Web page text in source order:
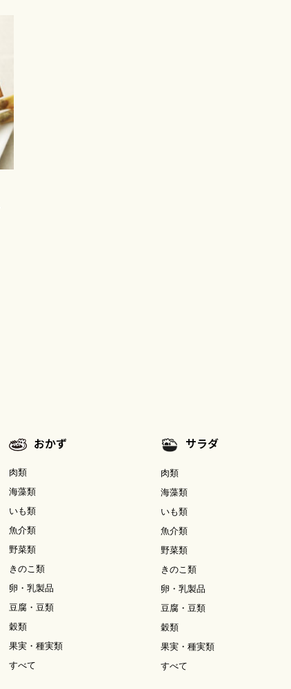
おかず
肉類
海藻類
いも類
魚介類
野菜類
きのこ類
卵・乳製品
豆腐・豆類
穀類
果実・種実類
すべて
サラダ
肉類
海藻類
いも類
魚介類
野菜類
きのこ類
卵・乳製品
豆腐・豆類
穀類
果実・種実類
すべて